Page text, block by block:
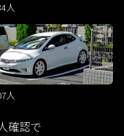
人
人
確認で